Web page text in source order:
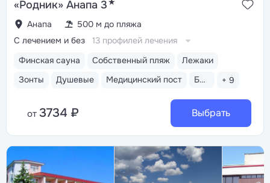
«Родник» Анапа 3
Анапа 500 м до пляжа
Финская сауна Собственный пляж
Лежаки
Зонты
Душевые Медицинский пост Бассейн открытый + 9
С лечением и без 13 профилей лечения
от 3734 ₽ Выбрать